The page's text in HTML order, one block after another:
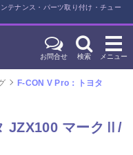
テナンス・パーツ取り付け・チュー
お問合せ 検索 メニュー
F-CON V Pro：トヨタ
JZX100 マークⅡ/